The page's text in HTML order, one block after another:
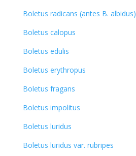
Boletus radicans (antes B. albidus)
Boletus calopus
Boletus edulis
Boletus erythropus
Boletus fragans
Boletus impolitus
Boletus luridus
Boletus luridus var. rubripes